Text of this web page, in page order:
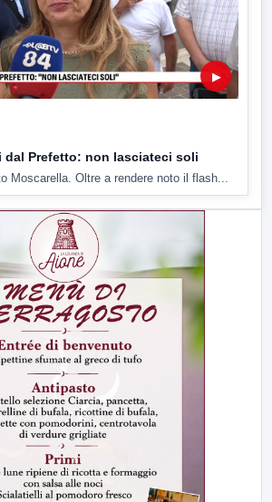
▶
dal Prefetto: non lasciateci soli
Moscarella. Oltre a rendere noto il flash...